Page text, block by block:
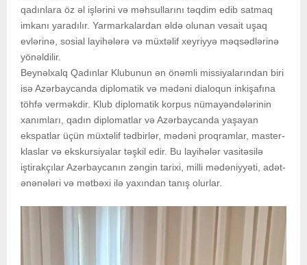
qadınlara öz əl işlərini və məhsullarını təqdim edib satmaq
imkanı yaradılır. Yarmarkalardan əldə olunan vəsait uşaq
evlərinə, sosial layihələrə və müxtəlif xeyriyyə məqsədlərinə
yönəldilir.
Beynəlxalq Qadınlar Klubunun ən önəmli missiyalarından biri
isə Azərbaycanda diplomatik və mədəni dialoqun inkişafına
töhfə verməkdir. Klub diplomatik korpus nümayəndələrinin
xanımları, qadın diplomatlar və Azərbaycanda yaşayan
ekspatlar üçün müxtəlif tədbirlər, mədəni proqramlar, master-
klaslar və ekskursiyalar təşkil edir. Bu layihələr vasitəsilə
iştirakçılar Azərbaycanın zəngin tarixi, milli mədəniyyəti, adət-
ənənələri və mətbəxi ilə yaxından tanış olurlar.